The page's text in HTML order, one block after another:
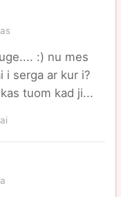
:) nu mes
i serga ar kur i?
tuom kad ji...